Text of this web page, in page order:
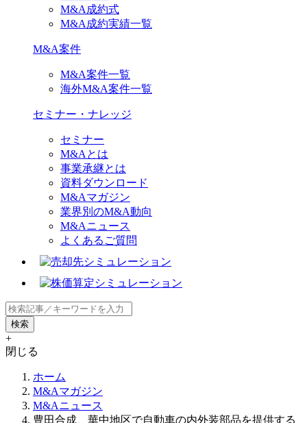
M&A成約式
M&A成約実績一覧
M&A案件
M&A案件一覧
海外M&A案件一覧
セミナー・ナレッジ
セミナー
M&Aとは
事業承継とは
資料ダウンロード
M&Aマガジン
業界別のM&A動向
M&Aニュース
よくあるご質問
+
閉じる
ホーム
M&Aマガジン
M&Aニュース
豊田合成、華中地区で自動車の内外装部品を提供する